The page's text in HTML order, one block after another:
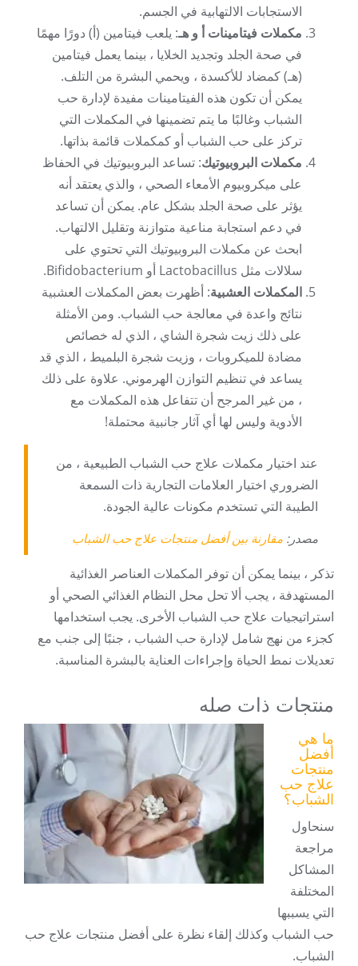
الاستجابات الالتهابية في الجسم.
مكملات فيتامينات أ و هـ: يلعب فيتامين (أ) دورًا مهمًا
في صحة الجلد وتجديد الخلايا ، بينما يعمل فيتامين
(هـ) كمضاد للأكسدة ، ويحمي البشرة من التلف.
يمكن أن تكون هذه الفيتامينات مفيدة لإدارة حب
الشباب وغالبًا ما يتم تضمينها في المكملات التي
تركز على حب الشباب أو كمكملات قائمة بذاتها.
مكملات البروبيوتيك: تساعد البروبيوتيك في الحفاظ
على ميكروبيوم الأمعاء الصحي ، والذي يعتقد أنه
يؤثر على صحة الجلد بشكل عام. يمكن أن تساعد
في دعم استجابة مناعية متوازنة وتقليل الالتهاب.
ابحث عن مكملات البروبيوتيك التي تحتوي على
سلالات مثل Lactobacillus أو Bifidobacterium.
المكملات العشبية: أظهرت بعض المكملات العشبية
نتائج واعدة في معالجة حب الشباب. ومن الأمثلة
على ذلك زيت شجرة الشاي ، الذي له خصائص
مضادة للميكروبات ، وزيت شجرة البلميط ، الذي قد
يساعد في تنظيم التوازن الهرموني. علاوة على ذلك
، من غير المرجح أن تتفاعل هذه المكملات مع
الأدوية وليس لها أي آثار جانبية محتملة!
عند اختيار مكملات علاج حب الشباب الطبيعية ، من
الضروري اختيار العلامات التجارية ذات السمعة
الطيبة التي تستخدم مكونات عالية الجودة.
مصدر: مقارنة بين أفضل منتجات علاج حب الشباب
تذكر ، بينما يمكن أن توفر المكملات العناصر الغذائية
المستهدفة ، يجب ألا تحل محل النظام الغذائي الصحي أو
استراتيجيات علاج حب الشباب الأخرى. يجب استخدامها
كجزء من نهج شامل لإدارة حب الشباب ، جنبًا إلى جنب مع
تعديلات نمط الحياة وإجراءات العناية بالبشرة المناسبة.
منتجات ذات صله
ما هي
أفضل
منتجات
علاج حب
الشباب؟
سنحاول
مراجعة
المشاكل
المختلفة
التي يسببها
حب الشباب وكذلك إلقاء نظرة على أفضل منتجات علاج حب
الشباب.